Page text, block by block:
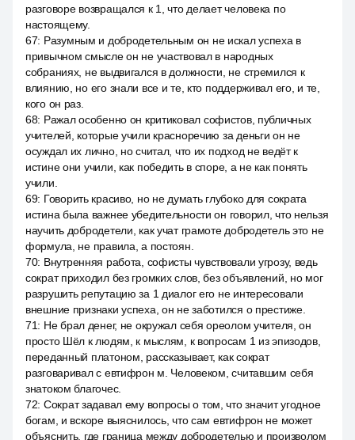
разговоре возвращался к 1, что делает человека по
настоящему.
67: Разумным и добродетельным он не искал успеха в
привычном смысле он не участвовал в народных
собраниях, не выдвигался в должности, не стремился к
влиянию, но его знали все и те, кто поддерживал его, и те,
кого он раз.
68: Ражал особенно он критиковал софистов, публичных
учителей, которые учили красноречию за деньги он не
осуждал их лично, но считал, что их подход не ведёт к
истине они учили, как победить в споре, а не как понять
учили.
69: Говорить красиво, но не думать глубоко для сократа
истина была важнее убедительности он говорил, что нельзя
научить добродетели, как учат грамоте добродетель это не
формула, не правила, а постоян.
70: Внутренняя работа, софисты чувствовали угрозу, ведь
сократ приходил без громких слов, без объявлений, но мог
разрушить репутацию за 1 диалог его не интересовали
внешние признаки успеха, он не заботился о престиже.
71: Не брал денег, не окружал себя ореолом учителя, он
просто Шёл к людям, к мыслям, к вопросам 1 из эпизодов,
переданный платоном, рассказывает, как сократ
разговаривал с евтифрон м. Человеком, считавшим себя
знатоком благочес.
72: Сократ задавал ему вопросы о том, что значит угодное
богам, и вскоре выяснилось, что сам евтифрон не может
объяснить, где граница между добродетелью и произволом